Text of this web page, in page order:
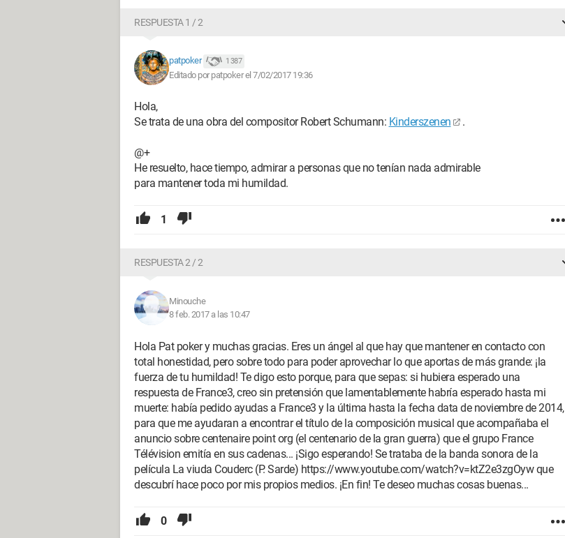
RESPUESTA 1 / 2
patpoker 1 387
Editado por patpoker el 7/02/2017 19:36
Hola,
Se trata de una obra del compositor Robert Schumann: Kinderszenen .
@+
He resuelto, hace tiempo, admirar a personas que no tenían nada admirable
para mantener toda mi humildad.
1
RESPUESTA 2 / 2
Minouche
8 feb. 2017 a las 10:47
Hola Pat poker y muchas gracias. Eres un ángel al que hay que mantener en contacto con
total honestidad, pero sobre todo para poder aprovechar lo que aportas de más grande: ¡la
fuerza de tu humildad! Te digo esto porque, para que sepas: si hubiera esperado una
respuesta de France3, creo sin pretensión que lamentablemente habría esperado hasta mi
muerte: había pedido ayudas a France3 y la última hasta la fecha data de noviembre de 2014,
para que me ayudaran a encontrar el título de la composición musical que acompañaba el
anuncio sobre centenaire point org (el centenario de la gran guerra) que el grupo France
Télévision emitía en sus cadenas... ¡Sigo esperando! Se trataba de la banda sonora de la
película La viuda Couderc (P. Sarde) https://www.youtube.com/watch?v=ktZ2e3zgOyw que
descubrí hace poco por mis propios medios. ¡En fin! Te deseo muchas cosas buenas...
0